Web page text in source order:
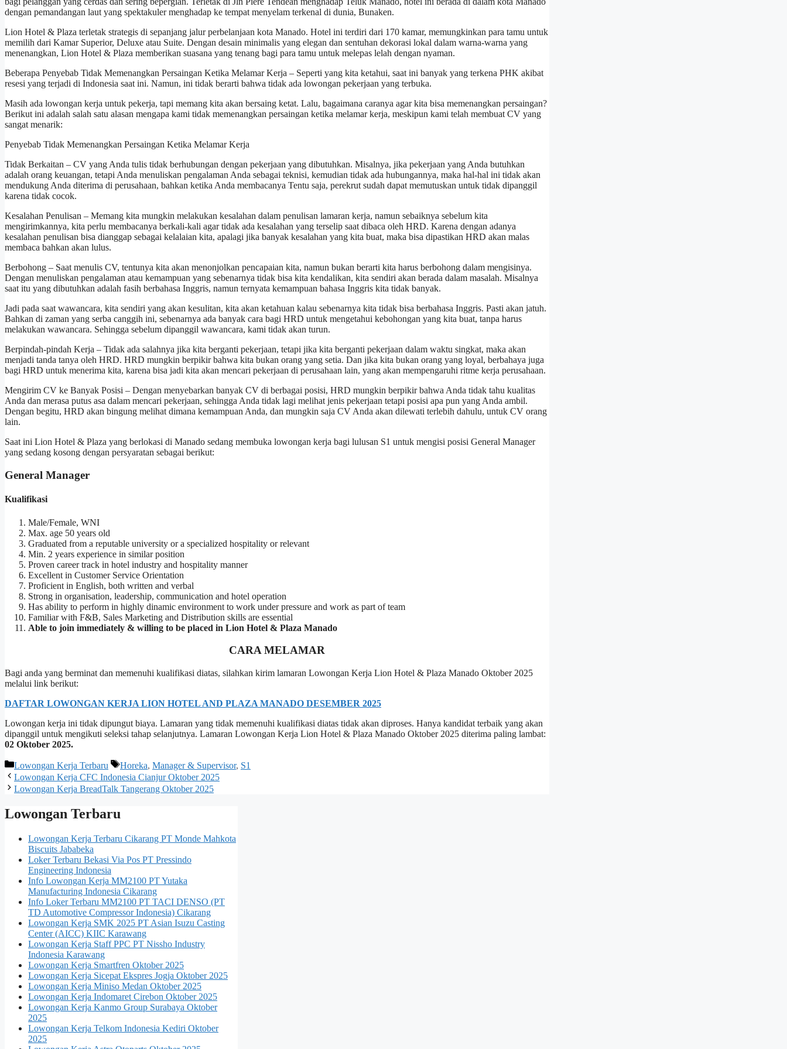
dengan pemandangan laut yang spektakuler menghadap ke tempat menyelam terkenal di dunia, Bunaken.
Lion Hotel & Plaza terletak strategis di sepanjang jalur perbelanjaan kota Manado. Hotel ini terdiri dari 170 kamar, memungkinkan para tamu untuk
memilih dari Kamar Superior, Deluxe atau Suite. Dengan desain minimalis yang elegan dan sentuhan dekorasi lokal dalam warna-warna yang
menenangkan, Lion Hotel & Plaza memberikan suasana yang tenang bagi para tamu untuk melepas lelah dengan nyaman.
Beberapa Penyebab Tidak Memenangkan Persaingan Ketika Melamar Kerja – Seperti yang kita ketahui, saat ini banyak yang terkena PHK akibat
resesi yang terjadi di Indonesia saat ini. Namun, ini tidak berarti bahwa tidak ada lowongan pekerjaan yang terbuka.
Masih ada lowongan kerja untuk pekerja, tapi memang kita akan bersaing ketat. Lalu, bagaimana caranya agar kita bisa memenangkan persaingan?
Berikut ini adalah salah satu alasan mengapa kami tidak memenangkan persaingan ketika melamar kerja, meskipun kami telah membuat CV yang
sangat menarik:
Penyebab Tidak Memenangkan Persaingan Ketika Melamar Kerja
Tidak Berkaitan – CV yang Anda tulis tidak berhubungan dengan pekerjaan yang dibutuhkan. Misalnya, jika pekerjaan yang Anda butuhkan
adalah orang keuangan, tetapi Anda menuliskan pengalaman Anda sebagai teknisi, kemudian tidak ada hubungannya, maka hal-hal ini tidak akan
mendukung Anda diterima di perusahaan, bahkan ketika Anda membacanya Tentu saja, perekrut sudah dapat memutuskan untuk tidak dipanggil
karena tidak cocok.
Kesalahan Penulisan – Memang kita mungkin melakukan kesalahan dalam penulisan lamaran kerja, namun sebaiknya sebelum kita
mengirimkannya, kita perlu membacanya berkali-kali agar tidak ada kesalahan yang terselip saat dibaca oleh HRD. Karena dengan adanya
kesalahan penulisan bisa dianggap sebagai kelalaian kita, apalagi jika banyak kesalahan yang kita buat, maka bisa dipastikan HRD akan malas
membaca bahkan akan lulus.
Berbohong – Saat menulis CV, tentunya kita akan menonjolkan pencapaian kita, namun bukan berarti kita harus berbohong dalam mengisinya.
Dengan menuliskan pengalaman atau kemampuan yang sebenarnya tidak bisa kita kendalikan, kita sendiri akan berada dalam masalah. Misalnya
saat itu yang dibutuhkan adalah fasih berbahasa Inggris, namun ternyata kemampuan bahasa Inggris kita tidak banyak.
Jadi pada saat wawancara, kita sendiri yang akan kesulitan, kita akan ketahuan kalau sebenarnya kita tidak bisa berbahasa Inggris. Pasti akan jatuh.
Bahkan di zaman yang serba canggih ini, sebenarnya ada banyak cara bagi HRD untuk mengetahui kebohongan yang kita buat, tanpa harus
melakukan wawancara. Sehingga sebelum dipanggil wawancara, kami tidak akan turun.
Berpindah-pindah Kerja – Tidak ada salahnya jika kita berganti pekerjaan, tetapi jika kita berganti pekerjaan dalam waktu singkat, maka akan
menjadi tanda tanya oleh HRD. HRD mungkin berpikir bahwa kita bukan orang yang setia. Dan jika kita bukan orang yang loyal, berbahaya juga
bagi HRD untuk menerima kita, karena bisa jadi kita akan mencari pekerjaan di perusahaan lain, yang akan mempengaruhi ritme kerja perusahaan.
Mengirim CV ke Banyak Posisi – Dengan menyebarkan banyak CV di berbagai posisi, HRD mungkin berpikir bahwa Anda tidak tahu kualitas
Anda dan merasa putus asa dalam mencari pekerjaan, sehingga Anda tidak lagi melihat jenis pekerjaan tetapi posisi apa pun yang Anda ambil.
Dengan begitu, HRD akan bingung melihat dimana kemampuan Anda, dan mungkin saja CV Anda akan dilewati terlebih dahulu, untuk CV orang
lain.
Saat ini Lion Hotel & Plaza yang berlokasi di Manado sedang membuka lowongan kerja bagi lulusan S1 untuk mengisi posisi General Manager
yang sedang kosong dengan persyaratan sebagai berikut:
General Manager
Kualifikasi
Male/Female, WNI
Max. age 50 years old
Graduated from a reputable university or a specialized hospitality or relevant
Min. 2 years experience in similar position
Proven career track in hotel industry and hospitality manner
Excellent in Customer Service Orientation
Proficient in English, both written and verbal
Strong in organisation, leadership, communication and hotel operation
Has ability to perform in highly dinamic environment to work under pressure and work as part of team
Familiar with F&B, Sales Marketing and Distribution skills are essential
Able to join immediately & willing to be placed in Lion Hotel & Plaza Manado
CARA MELAMAR
Bagi anda yang berminat dan memenuhi kualifikasi diatas, silahkan kirim lamaran Lowongan Kerja Lion Hotel & Plaza Manado Oktober 2025
melalui link berikut:
DAFTAR LOWONGAN KERJA LION HOTEL AND PLAZA MANADO DESEMBER 2025
Lowongan kerja ini tidak dipungut biaya. Lamaran yang tidak memenuhi kualifikasi diatas tidak akan diproses. Hanya kandidat terbaik yang akan
dipanggil untuk mengikuti seleksi tahap selanjutnya. Lamaran Lowongan Kerja Lion Hotel & Plaza Manado Oktober 2025 diterima paling lambat:
02 Oktober 2025.
Kategori
Lowongan Kerja Terbaru Tag
Horeka, Manager & Supervisor, S1
Lowongan Kerja CFC Indonesia Cianjur Oktober 2025
Lowongan Kerja BreadTalk Tangerang Oktober 2025
Lowongan Terbaru
Lowongan Kerja Terbaru Cikarang PT Monde Mahkota
Biscuits Jababeka
Loker Terbaru Bekasi Via Pos PT Pressindo
Engineering Indonesia
Info Lowongan Kerja MM2100 PT Yutaka
Manufacturing Indonesia Cikarang
Info Loker Terbaru MM2100 PT TACI DENSO (PT
TD Automotive Compressor Indonesia) Cikarang
Lowongan Kerja SMK 2025 PT Asian Isuzu Casting
Center (AICC) KIIC Karawang
Lowongan Kerja Staff PPC PT Nissho Industry
Indonesia Karawang
Lowongan Kerja Smartfren Oktober 2025
Lowongan Kerja Sicepat Ekspres Jogja Oktober 2025
Lowongan Kerja Miniso Medan Oktober 2025
Lowongan Kerja Indomaret Cirebon Oktober 2025
Lowongan Kerja Kanmo Group Surabaya Oktober
2025
Lowongan Kerja Telkom Indonesia Kediri Oktober
2025